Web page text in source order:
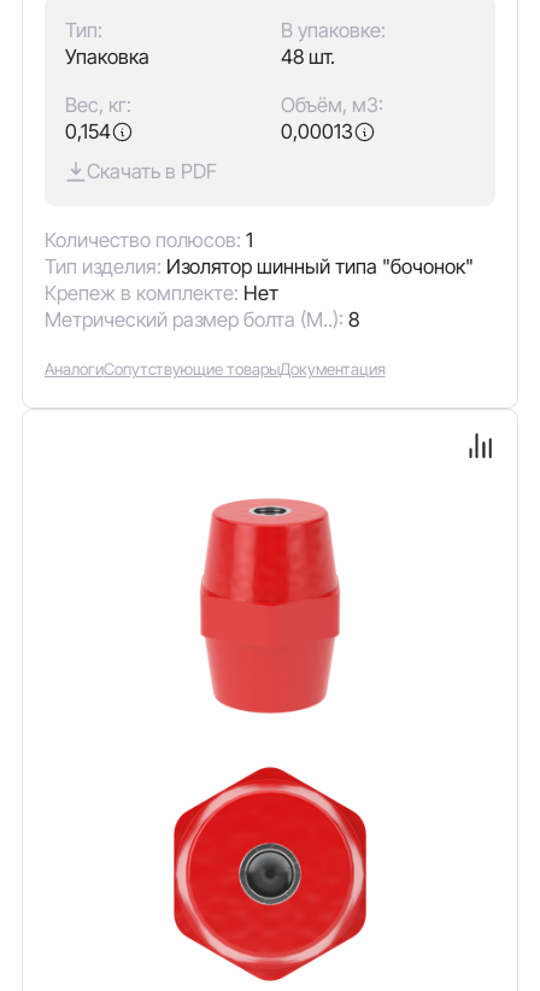
Тип:
Упаковка
В упаковке:
48 шт.
Вес, кг:
0,154
Объём, м3:
0,00013
Скачать в PDF
Количество полюсов: 1
Тип изделия: Изолятор шинный типа "бочонок"
Крепеж в комплекте: Нет
Метрический размер болта (М..): 8
АналогиСопутствующие товарыДокументация